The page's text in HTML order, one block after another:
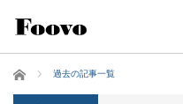
ホーム 過去の記事一覧